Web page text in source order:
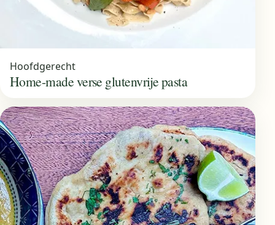
Hoofdgerecht
Home-made verse glutenvrije pasta